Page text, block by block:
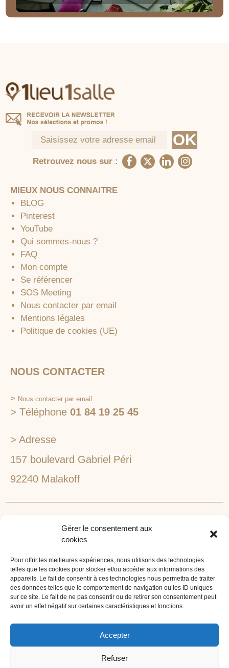
Gérer le consentement aux
cookies
Pour offrir les meilleures expériences, nous utilisons des technologies
telles que les cookies pour stocker et/ou accéder aux informations des
appareils. Le fait de consentir à ces technologies nous permettra de traiter
des données telles que le comportement de navigation ou les ID uniques
sur ce site. Le fait de ne pas consentir ou de retirer son consentement peut
avoir un effet négatif sur certaines caractéristiques et fonctions.
Accepter
Refuser
Retrouvez nous sur :
MIEUX NOUS CONNAITRE
BLOG
Pinterest
YouTube
Qui sommes-nous ?
FAQ
Mon compte
Se référencer
SOS Meeting
Nous contacter par email
Mentions légales
Politique de cookies (UE)
NOUS CONTACTER
> Nous contacter par email
> Téléphone 01 84 19 25 45
> Adresse
157 boulevard Gabriel Péri
92240 Malakoff
1lieu1salle est spécialisé dans la recherche de lieux
événements d'entreprise. 1lieu1salle recherche
gratuitement pour vous, votre lieu de séminaire idéal :
château, domaine, hôtel, lieu atypique et dans
l'environnement que vous souhaitez, en ville, au vert, au
bord d'un lac ou de la mer.
ORGANISATION DE SÉMINAIRE CLÉ EN MAIN
1lieu1salle agence événementielle est spécialisée dans
l'organisation de séminaires sur mesure. Tous types